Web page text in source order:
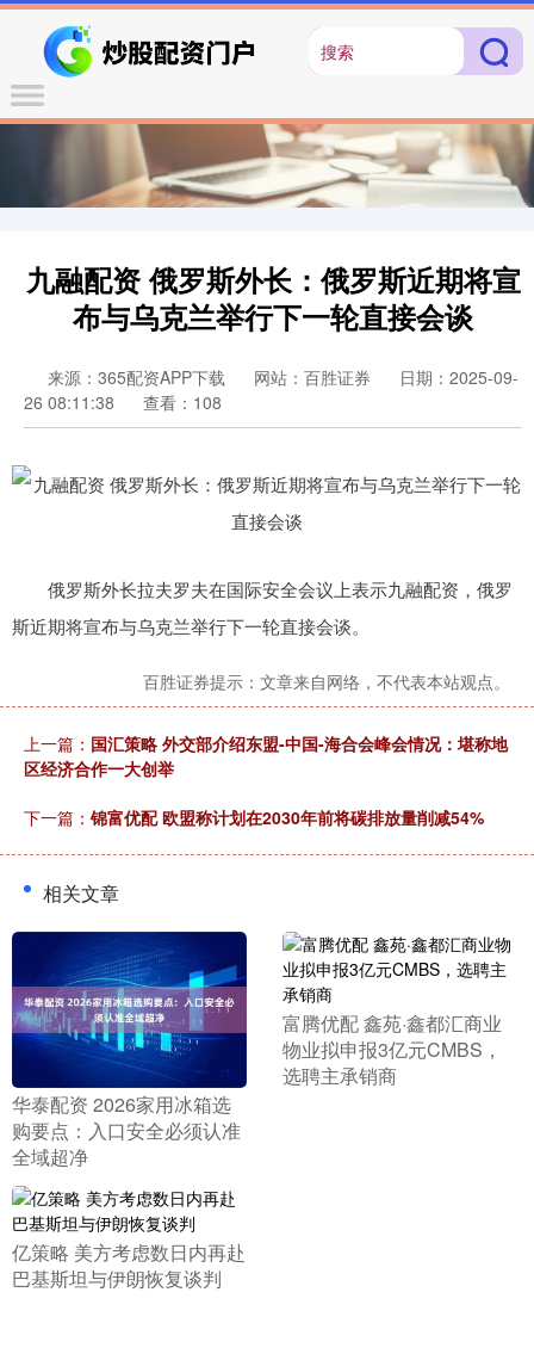
九融配资 俄罗斯外长：俄罗斯近期将宣
布与乌克兰举行下一轮直接会谈
来源：365配资APP下载 网站：百胜证券
日期：2025-09-
26 08:11:38
查看：108
俄罗斯外长拉夫罗夫在国际安全会议上表示九融配资，俄罗
斯近期将宣布与乌克兰举行下一轮直接会谈。
百胜证券提示：文章来自网络，不代表本站观点。
上一篇： 国汇策略 外交部介绍东盟-中国-海合会峰会情况：堪称地
区经济合作一大创举
下一篇： 锦富优配 欧盟称计划在2030年前将碳排放量削减54%
相关文章
​华泰配资 2026家用冰箱选
购要点：入口安全必须认准
全域超净
​富腾优配 鑫苑·鑫都汇商业
物业拟申报3亿元CMBS，
选聘主承销商
​亿策略 美方考虑数日内再赴
巴基斯坦与伊朗恢复谈判